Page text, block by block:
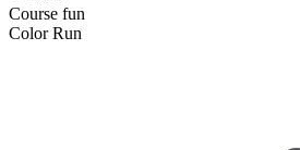
Course fun
Color Run